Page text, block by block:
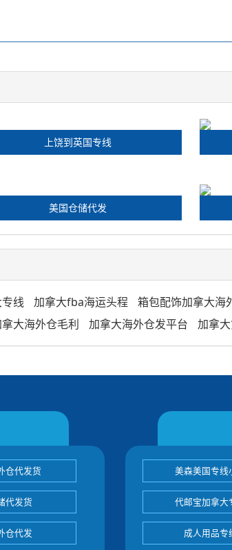
上饶到英国专线
美国仓储代发
线 加拿大fba海运头程 箱包配饰加拿大海
大海外仓毛利 加拿大海外仓发平台 加拿
仓代发货
代发货
仓代发
美森美国专线
代邮宝加拿大
成人用品专